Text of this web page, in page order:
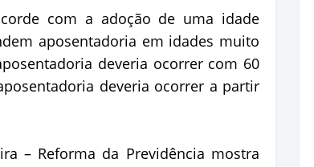
com a adoção de uma idade
aposentadoria em idades muito
deveria ocorrer com 60
deveria ocorrer a partir
– Reforma da Previdência mostra